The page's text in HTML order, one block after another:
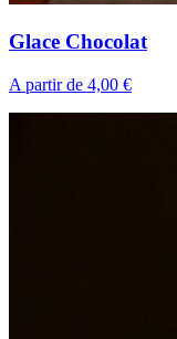
Glace Chocolat
A partir de 4,00 €